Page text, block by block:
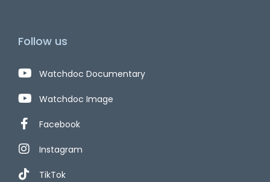
Follow us
Watchdoc Documentary
Watchdoc Image
Facebook
Instagram
TikTok